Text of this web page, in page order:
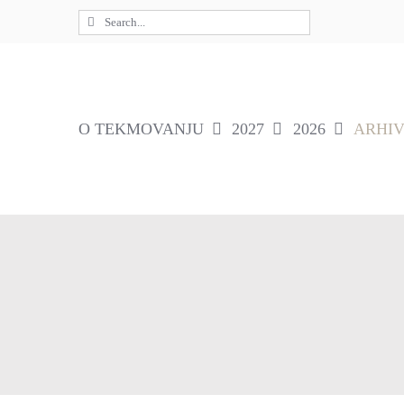
Search
O TEKMOVANJU 2027 2026 ARHIV